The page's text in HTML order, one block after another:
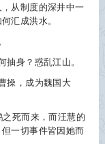
从制度的深井中一
汇成洪水。
抽身？惑乱江山。
操，成为魏国大
死而来，而汪慧的
一切事件皆因她而